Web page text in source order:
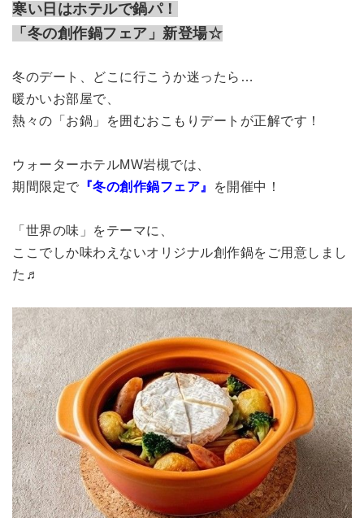
寒い日はホテルで鍋パ！
「冬の創作鍋フェア」新登場☆
冬のデート、どこに行こうか迷ったら…
暖かいお部屋で、
熱々の「お鍋」を囲むおこもりデートが正解です！
ウォーターホテルMW岩槻では、
期間限定で 『冬の創作鍋フェア』 を開催中！
「世界の味」をテーマに、
ここでしか味わえないオリジナル創作鍋をご用意しまし
た♬